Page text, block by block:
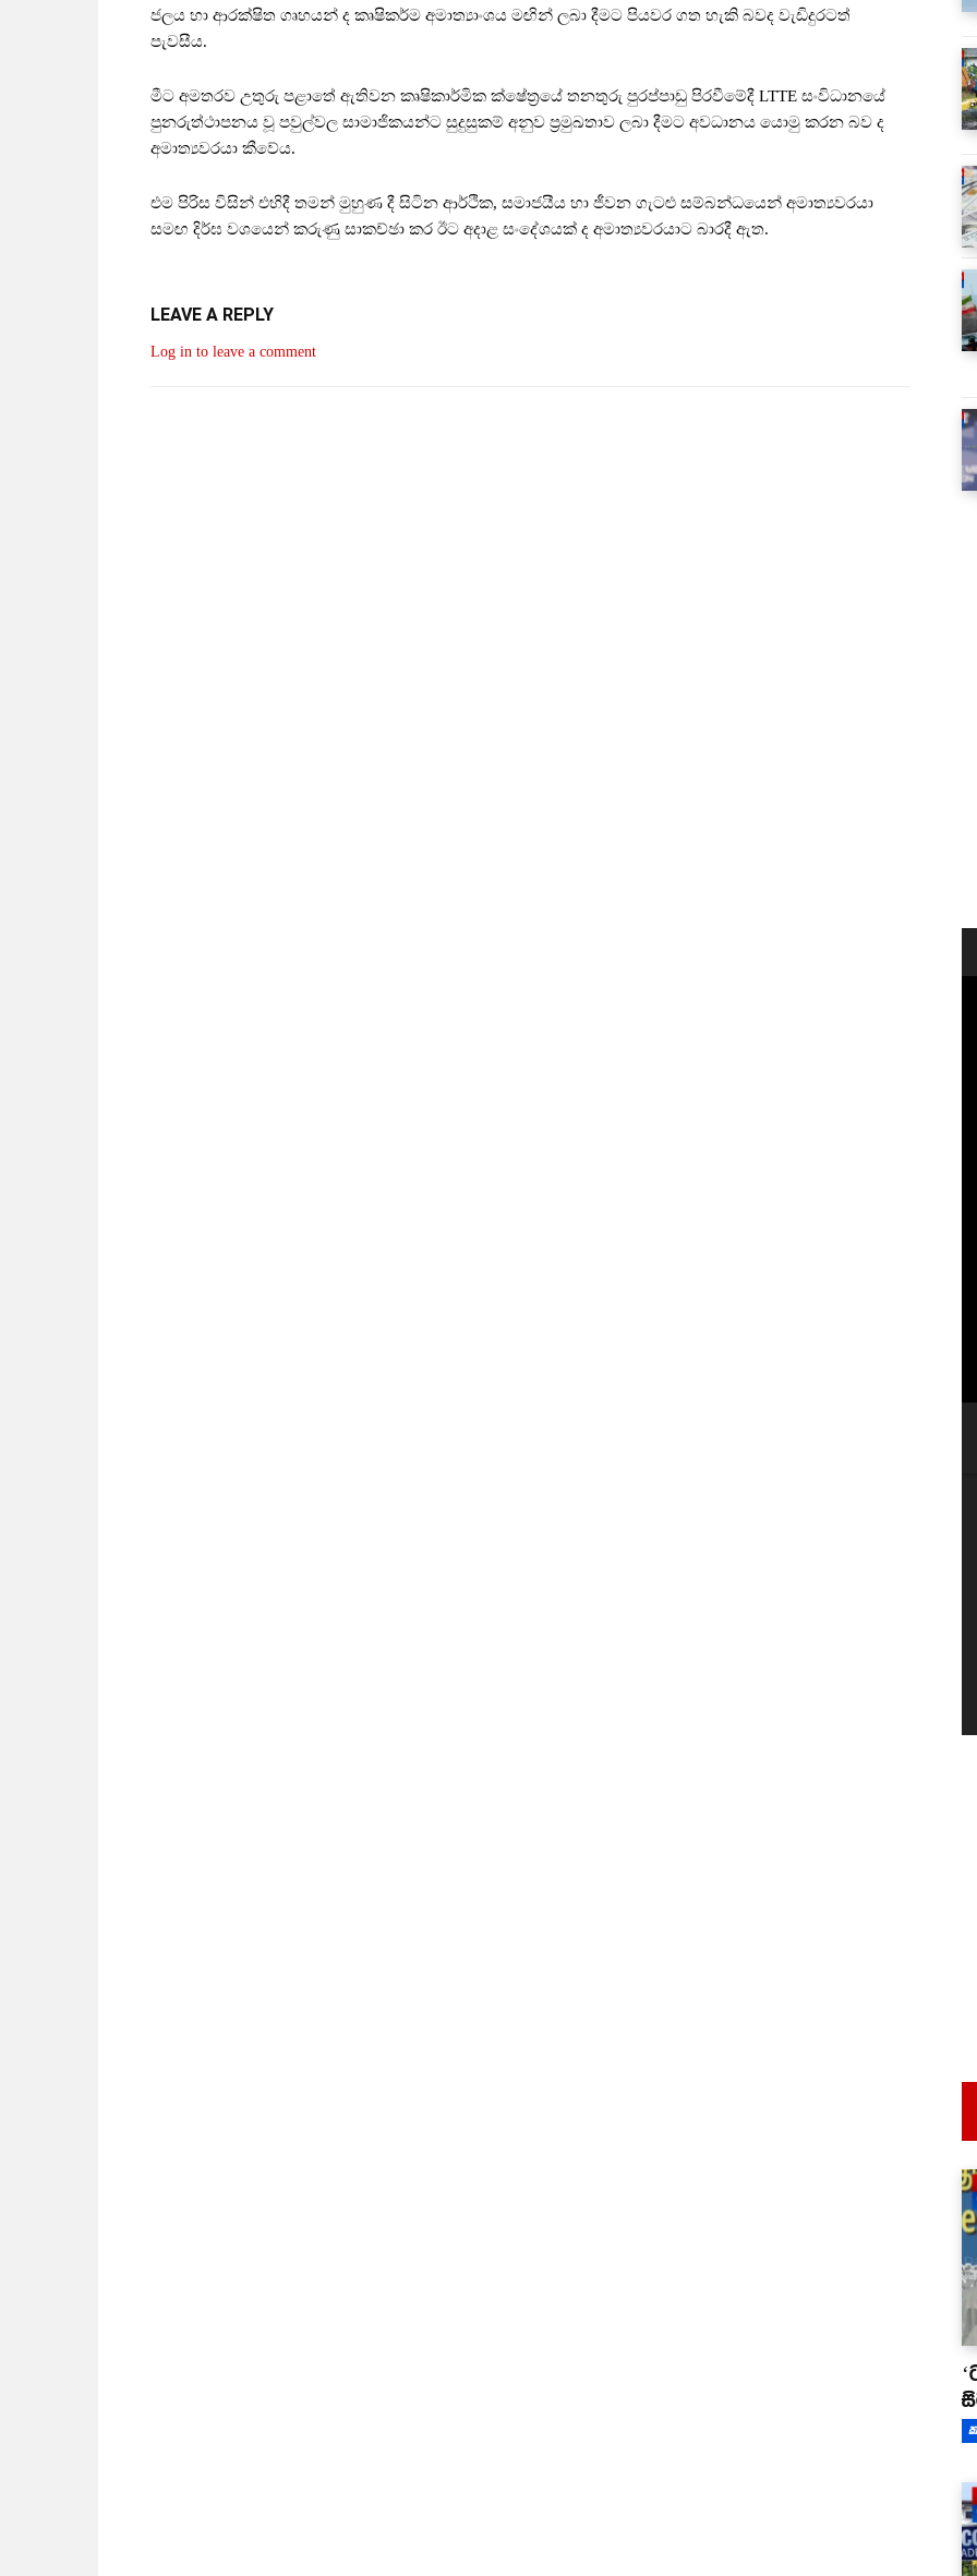
ජලය හා ආරක්ෂිත ගෘහයන් ද කෘෂිකර්ම අමාත්‍යාංශය මඟින් ලබා දීමට පියවර ගත හැකි බවද වැඩිදුරටත්
පැවසීය.
මීට අමතරව උතුරු පළාතේ ඇතිවන කෘෂිකාර්මික ක්ෂේත්‍රයේ තනතුරු පුරප්පාඩු පිරවීමේදී LTTE සංවිධානයේ
පුනරුත්ථාපනය වූ පවුල්වල සාමාජිකයන්ට සුදුසුකම් අනුව ප්‍රමුඛතාව ලබා දීමට අවධානය යොමු කරන බව ද
අමාත්‍යවරයා කීවේය.
එම පිරිස විසින් එහිදී තමන් මුහුණ දී සිටින ආර්ථික, සමාජයීය හා ජීවන ගැටළු සම්බන්ධයෙන් අමාත්‍යවරයා
සමඟ දිර්ඝ වශයෙන් කරුණු සාකච්ඡා ක⁣ර ඊට අදාළ සංදේශයක් ද අමාත්‍යවරයාට බාරදී ඇත.
LEAVE A REPLY
Log in to leave a comment